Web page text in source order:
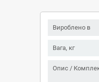
Вироблено в
Вага, кг
Опис /